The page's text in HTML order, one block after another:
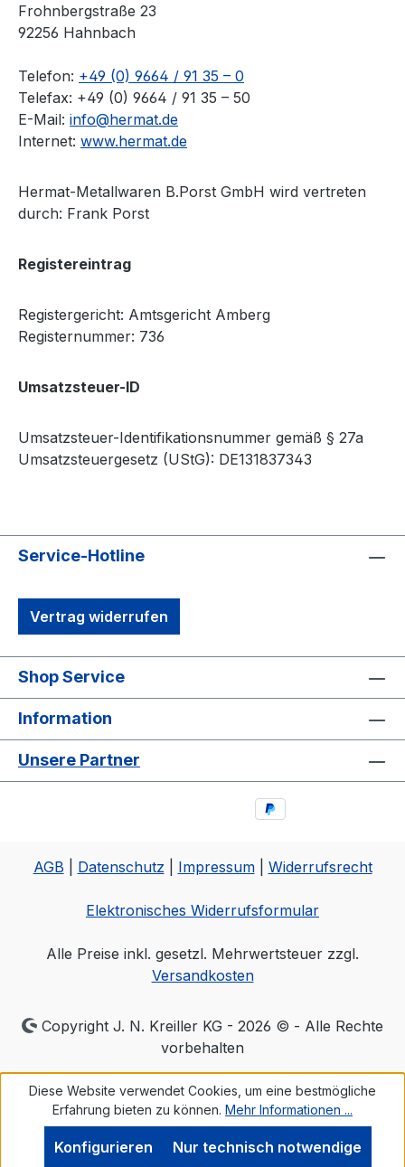
Frohnbergstraße 23
92256 Hahnbach
Telefon: +49 (0) 9664 / 91 35 – 0
Telefax: +49 (0) 9664 / 91 35 – 50
E-Mail: info@hermat.de
Internet: www.hermat.de
Hermat-Metallwaren B.Porst GmbH wird vertreten
durch: Frank Porst
Registereintrag
Registergericht: Amtsgericht Amberg
Registernummer: 736
Umsatzsteuer-ID
Umsatzsteuer-Identifikationsnummer gemäß § 27a
Umsatzsteuergesetz (UStG): DE131837343
Service-Hotline
Vertrag widerrufen
Shop Service
Information
Unsere Partner
AGB Datenschutz Impressum| Widerrufsrecht
Elektronisches Widerrufsformular
Alle Preise inkl. gesetzl. Mehrwertsteuer zzgl.
Versandkosten
Copyright J. N. Kreiller KG - 2026 © - Alle Rechte
vorbehalten
Diese Website verwendet Cookies, um eine bestmögliche
Erfahrung bieten zu können. Mehr Informationen ...
Nur technisch notwendige
Konfigurieren